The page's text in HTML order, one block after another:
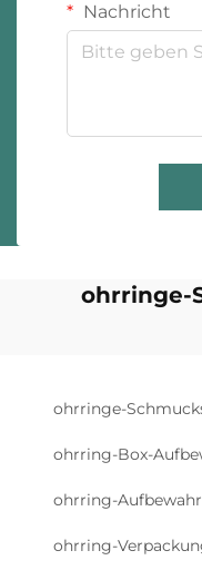
Nachricht
ohrringe-
ohrringe-
ohrring-Box-
ohrring-
ohrring-